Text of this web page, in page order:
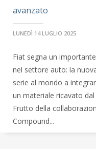
avanzato
LUNEDÌ 14 LUGLIO 2025
Fiat segna un
nel settore auto: la
serie al mondo a
un materiale ricavato
Frutto della
Compound...